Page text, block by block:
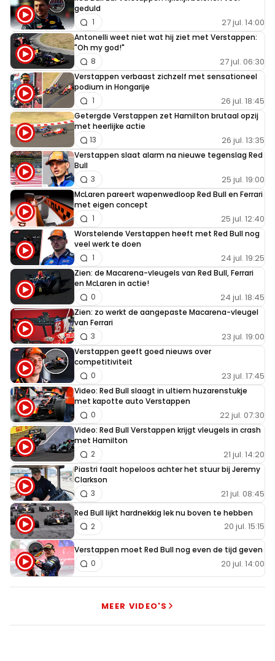
geduld
27 jul. 14:00
1
Antonelli weet niet wat hij ziet met Verstappen:
"Oh my god!"
27 jul. 06:30
8
Verstappen verbaast zichzelf met sensationeel
podium in Hongarije
26 jul. 18:45
1
Getergde Verstappen zet Hamilton brutaal opzij
met heerlijke actie
26 jul. 13:35
13
Verstappen slaat alarm na nieuwe tegenslag Red
Bull
25 jul. 19:00
3
McLaren pareert wapenwedloop Red Bull en Ferrari
met eigen concept
25 jul. 12:40
1
Worstelende Verstappen heeft met Red Bull nog
veel werk te doen
24 jul. 19:25
1
Zien: de Macarena-vleugels van Red Bull, Ferrari
en McLaren in actie!
24 jul. 18:45
0
Zien: zo werkt de aangepaste Macarena-vleugel
van Ferrari
23 jul. 19:00
3
Verstappen geeft goed nieuws over
competitiviteit
23 jul. 17:45
0
Video: Red Bull slaagt in ultiem huzarenstukje
met kapotte auto Verstappen
22 jul. 07:30
0
Video: Red Bull Verstappen krijgt vleugels in crash
met Hamilton
21 jul. 14:20
2
Piastri faalt hopeloos achter het stuur bij Jeremy
Clarkson
21 jul. 08:45
3
Red Bull lijkt hardnekkig lek nu boven te hebben
20 jul. 15:15
2
Verstappen moet Red Bull nog even de tijd geven
20 jul. 14:00
0
MEER VIDEO'S